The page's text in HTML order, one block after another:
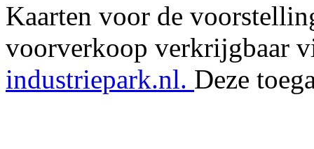
Kaarten voor de
voorverkoop verkrijgbaar
industriepark.nl. Deze